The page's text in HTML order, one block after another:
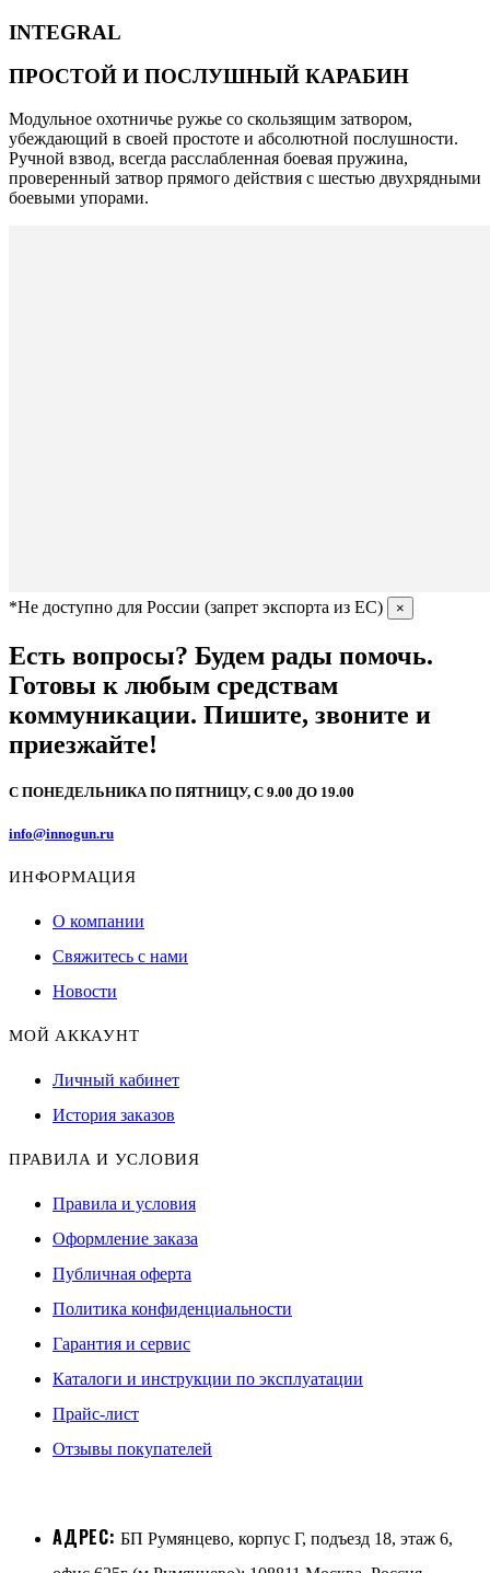
INTEGRAL
ПРОСТОЙ И ПОСЛУШНЫЙ КАРАБИН
Модульное охотничье ружье со скользящим затвором,
убеждающий в своей простоте и абсолютной послушности.
Ручной взвод, всегда расслабленная боевая пружина,
проверенный затвор прямого действия с шестью двухрядными
боевыми упорами.
*Не доступно для России (запрет экспорта из EC) ×
Есть вопросы? Будем рады помочь.
Готовы к любым средствам
коммуникации. Пишите, звоните и
приезжайте!
С ПОНЕДЕЛЬНИКА ПО ПЯТНИЦУ, С 9.00 ДО 19.00
info@innogun.ru
ИНФОРМАЦИЯ
О компании
Свяжитесь с нами
Новости
МОЙ АККАУНТ
Личный кабинет
История заказов
ПРАВИЛА И УСЛОВИЯ
Правила и условия
Оформление заказа
Публичная оферта
Политика конфиденциальности
Гарантия и сервис
Каталоги и инструкции по эксплуатации
Прайс-лист
Отзывы покупателей
АДРЕС: БП Румянцево, корпус Г, подъезд 18, этаж 6,